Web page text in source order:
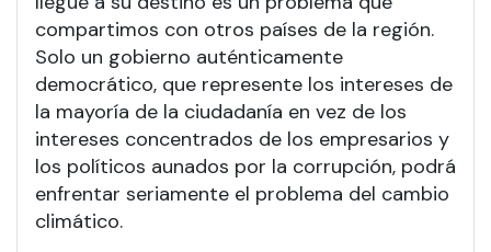
compartimos con otros países de la región.
Solo un gobierno auténticamente
democrático, que represente los intereses de
la mayoría de la ciudadanía en vez de los
intereses concentrados de los empresarios y
los políticos aunados por la corrupción, podrá
enfrentar seriamente el problema del cambio
climático.